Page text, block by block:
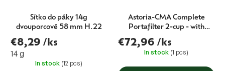
Sítko do páky 14g
dvouporcové 58 mm H.22
€8,29 /ks
14 g
In stock (12 pcs)
Astoria-CMA Complete
Portafilter 2-cup - with
logo 58 mm
€72,96 /ks
In stock (1 pcs)